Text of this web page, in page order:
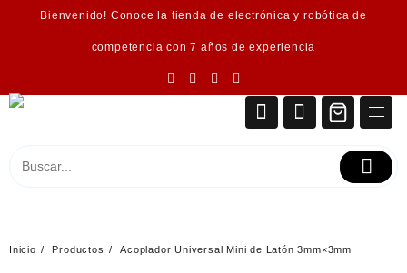
Bienvenido! Conoce la tienda de electrónica y robótica de
competencia con 7 años de experiencia
Inicio Productos Acoplador Universal Mini de Latón 3mm×3mm